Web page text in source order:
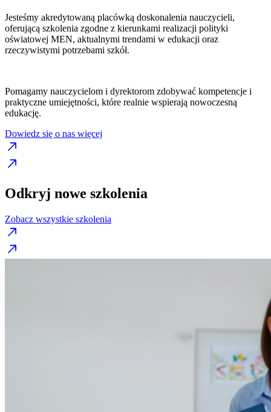
Jesteśmy akredytowaną placówką doskonalenia nauczycieli,
oferującą szkolenia zgodne z kierunkami realizacji polityki
oświatowej MEN, aktualnymi trendami w edukacji oraz
rzeczywistymi potrzebami szkół.
Pomagamy nauczycielom i dyrektorom zdobywać kompetencje i
praktyczne umiejętności, które realnie wspierają nowoczesną
edukację.
Dowiedz się o nas więcej
Odkryj nowe szkolenia
Zobacz wszystkie szkolenia